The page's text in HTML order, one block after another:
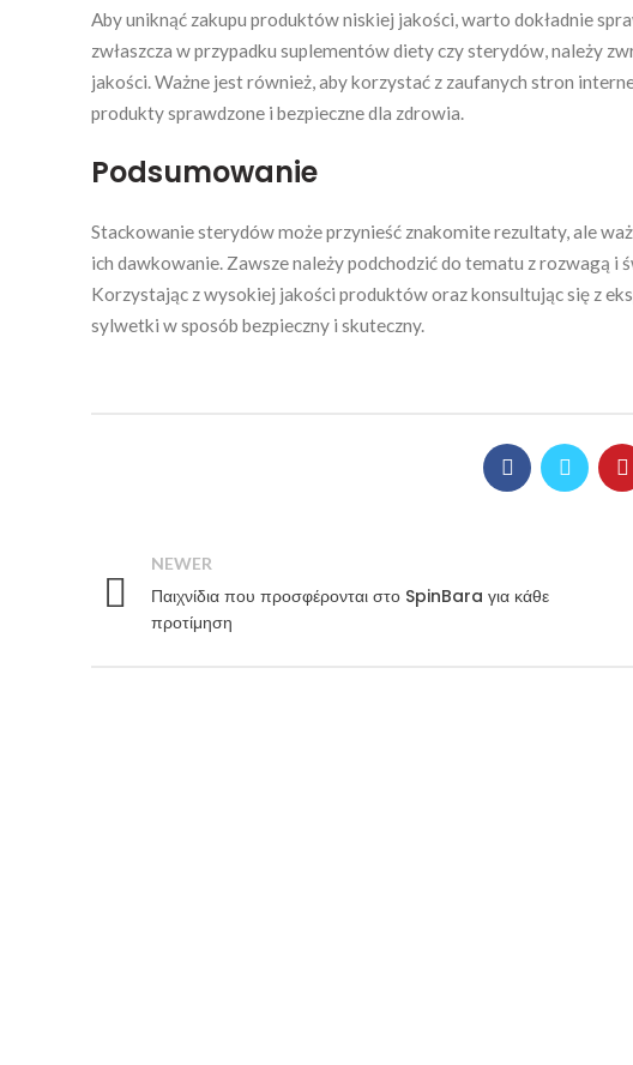
Aby uniknąć zakupu produktów niskiej jakości, warto dokładnie
zwłaszcza w przypadku suplementów diety czy sterydów, należy
jakości. Ważne jest również, aby korzystać z zaufanych stron
produkty sprawdzone i bezpieczne dla zdrowia.
Podsumowanie
Stackowanie sterydów może przynieść znakomite rezultaty, ale
ich dawkowanie. Zawsze należy podchodzić do tematu z rozwagą
Korzystając z wysokiej jakości produktów oraz konsultując się z
sylwetki w sposób bezpieczny i skuteczny.
NEWER
Παιχνίδια που προσφέρονται στο SpinBara για κάθε
προτίμηση